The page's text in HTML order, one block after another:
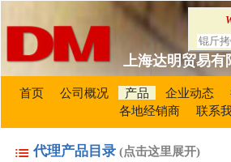
上海达明贸易有
首页 公司概况 产品 企业动态
各地经销商
联系
代理产品目录 (点击这里展开)